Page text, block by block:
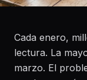
Cada enero,
lectura. La
marzo. El